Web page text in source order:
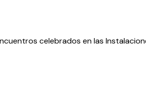
celebrados en las